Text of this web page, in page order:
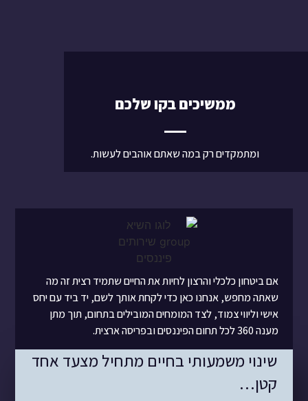
ממשיכים בקו שלכם
ומתמקדים רק במה שאתם אוהבים לעשות.
אם ביטחון כלכלי והרצון לחיות את החיים שתמיד רצית זה מה
שאתה מחפש, אנחנו כאן כדי לקחת אותך לשם, יד ביד עם יחס
אישי וליווי צמוד, לצד המומחים המובילים בתחום, תוך מתן
מענה 360 לכל תחום הפיננסים ובפריסה ארצית.
שינוי משמעותי בחיים מתחיל מצעד אחד
קטן…